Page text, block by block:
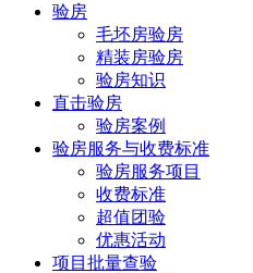
验房
毛坯房验房
精装房验房
验房知识
直击验房
验房案例
验房服务与收费标准
验房服务项目
收费标准
超值团验
优惠活动
项目批量查验